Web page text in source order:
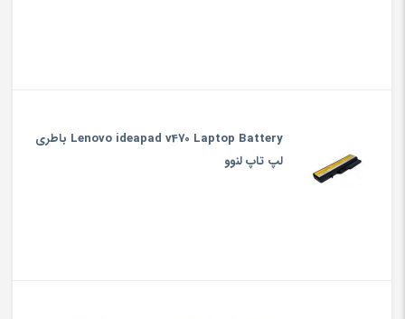
Lenovo ideapad v470 Laptop Battery باطری
لپ تاپ لنوو